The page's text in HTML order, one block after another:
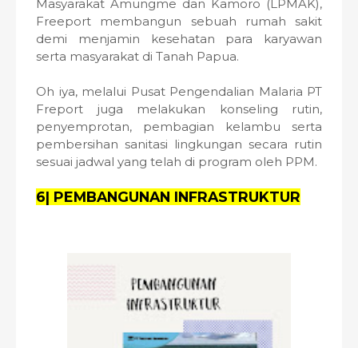
Masyarakat Amungme dan Kamoro (LPMAK),
Freeport membangun sebuah rumah sakit
demi menjamin kesehatan para karyawan
serta masyarakat di Tanah Papua.
Oh iya, melalui Pusat Pengendalian Malaria PT
Freport juga melakukan konseling rutin,
penyemprotan, pembagian kelambu serta
pembersihan sanitasi lingkungan secara rutin
sesuai jadwal yang telah di program oleh PPM.
6| PEMBANGUNAN INFRASTRUKTUR